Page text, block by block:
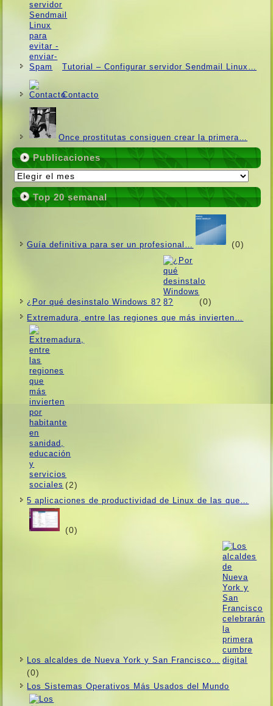
Tutorial – Configurar servidor Sendmail Linux…
Contacto
Once prostitutas consiguen crear la primera…
Publicaciones
Publicaciones
Top 20 semanal
Guí­a definitiva para ser un profesional… (0)
¿Por qué desinstalo Windows 8? (0)
Extremadura, entre las regiones que más invierten…
(2)
5 aplicaciones de productividad de Linux de las que…
(0)
Los alcaldes de Nueva York y San Francisco…
(0)
Los Sistemas Operativos Más Usados ​​del Mundo